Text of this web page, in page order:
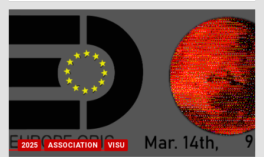
f
h
a
2025 ASSOCIATION VISU